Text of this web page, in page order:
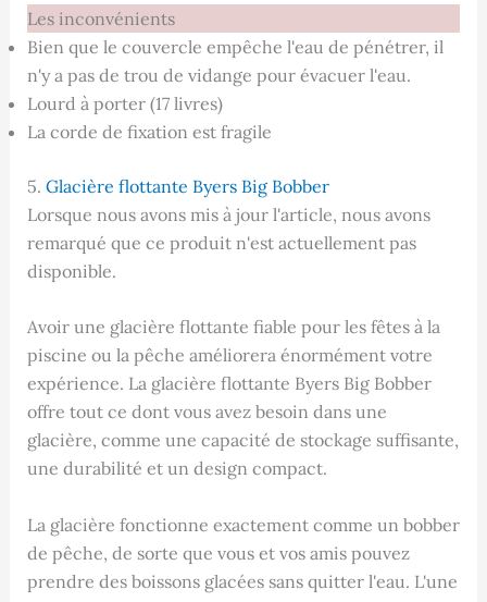
Les inconvénients
Bien que le couvercle empêche l'eau de pénétrer, il
n'y a pas de trou de vidange pour évacuer l'eau.
Lourd à porter (17 livres)
La corde de fixation est fragile
5. Glacière flottante Byers Big Bobber
Lorsque nous avons mis à jour l'article, nous avons
remarqué que ce produit n'est actuellement pas
disponible.
Avoir une glacière flottante fiable pour les fêtes à la
piscine ou la pêche améliorera énormément votre
expérience. La glacière flottante Byers Big Bobber
offre tout ce dont vous avez besoin dans une
glacière, comme une capacité de stockage suffisante,
une durabilité et un design compact.
La glacière fonctionne exactement comme un bobber
de pêche, de sorte que vous et vos amis pouvez
prendre des boissons glacées sans quitter l'eau. L'une